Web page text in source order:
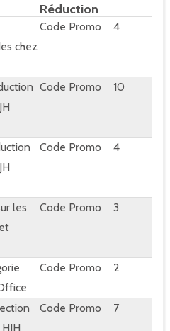
Réduction
chez
Code Promo 4
Code Promo 10
Code Promo 4
les
Code Promo 3
Code Promo 2
Code Promo 7